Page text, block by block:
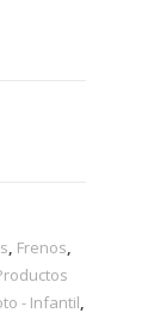
, Frenos,
- Infantil,